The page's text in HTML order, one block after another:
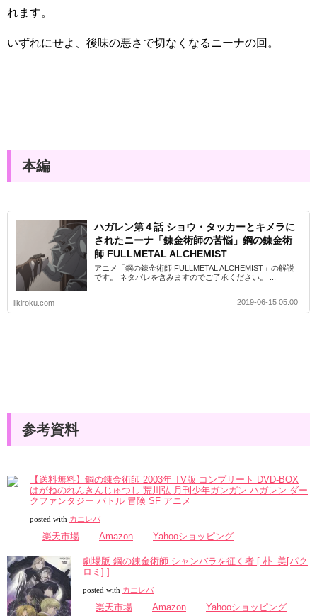
れます。
いずれにせよ、後味の悪さで切なくなるニーナの回。
本編
ハガレン第４話 ショウ・タッカーとキメラに
されたニーナ「錬金術師の苦悩」鋼の錬金術
師 FULLMETAL ALCHEMIST
アニメ「鋼の錬金術師 FULLMETAL ALCHEMIST」の解説
です。 ネタバレを含みますのでご了承ください。 ...
likiroku.com 2019-06-15 05:00
参考資料
【送料無料】鋼の錬金術師 2003年 TV版 コンプリート DVD-BOX
はがねのれんきんじゅつし 荒川弘 月刊少年ガンガン ハガレン ダー
クファンタジー バトル 冒険 SF アニメ
posted with カエレバ
楽天市場 Amazon Yahooショッピング
劇場版 鋼の錬金術師 シャンバラを征く者 [ 朴□美[パク
ロミ] ]
posted with カエレバ
楽天市場 Amazon Yahooショッピング